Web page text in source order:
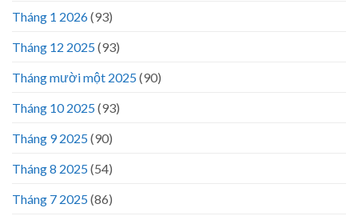
Tháng 1 2026(93)
Tháng 12 2025(93)
Tháng mười một 2025(90)
Tháng 10 2025(93)
Tháng 9 2025(90)
Tháng 8 2025(54)
Tháng 7 2025(86)